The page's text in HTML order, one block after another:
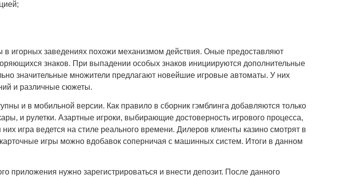
игорных заведениях похожи механизмом действия. Оные предоставляют
знаков. При выпадении особых знаков инициируются дополнительные
значительные множители предлагают новейшие игровые автоматы. У них
и различные сюжеты.
и в мобильной версии. Как правило в сборник гэмблинга добавляются только
и рулетки. Азартные игроки, выбирающие достоверность игрового процесса,
игра ведется на стиле реального времени. Дилеров клиенты казино смотрят в
игры можно вдобавок соперничая с машинных систем. Итоги в данном
приложения нужно зарегистрироваться и внести депозит. После данного